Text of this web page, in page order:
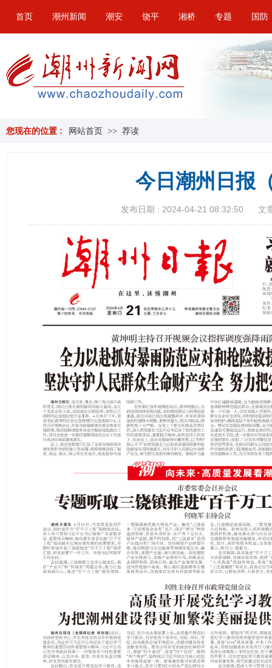
首页 潮州新闻 潮安 饶平 湘桥 专题 国防
您现在的位置 : 网站首页 >> 荐读
今日潮州日报
发布日期 : 2024-04-21 08:32:50 文